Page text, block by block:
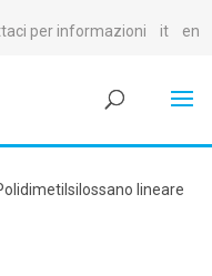
per informazioni it en
lineare